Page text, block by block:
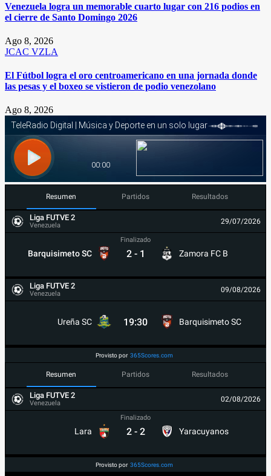
Venezuela logra un memorable cuarto lugar con 216 podios en
el cierre de Santo Domingo 2026
Ago 8, 2026
JCAC VZLA
El Fútbol logra el oro centroamericano en una jornada donde
las pesas y el boxeo se vistieron de podio venezolano
Ago 8, 2026
Resumen Partidos Resultados
Liga FUTVE 2
Venezuela 29/07/2026
Barquisimeto SC
Finalizado
2 - 1 Zamora FC B
Liga FUTVE 2
Venezuela 09/08/2026
Ureña SC 19:30 Barquisimeto SC
Provisto por 365Scores.com
Resumen Partidos Resultados
Liga FUTVE 2
Venezuela 02/08/2026
Lara
Finalizado
2 - 2 Yaracuyanos
Provisto por 365Scores.com